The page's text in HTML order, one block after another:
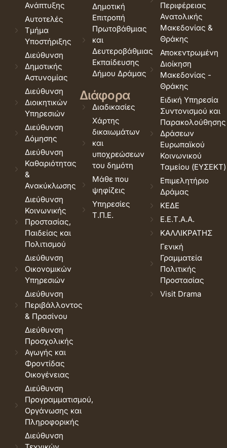
Ανάπτυξης
Αυτοτελές
Τμήμα
Υποστήριξης
Διεύθυνση
Δημοτικής
Αστυνομίας
Διεύθυνση
Διοικητικών
Υπηρεσιών
Διεύθυνση
Δόμησης
Διεύθυνση
Καθαριότητας
&
Ανακύκλωσης
Διεύθυνση
Κοινωνικής
Προστασίας,
Παιδείας και
Πολιτισμού
Διεύθυνση
Οικονομικών
Υπηρεσιών
Διεύθυνση
Περιβάλλοντος
& Πρασίνου
Διεύθυνση
Προσχολικής
Αγωγής και
Φροντίδας
Οικογένειας
Διεύθυνση
Προγραμματισμού,
Οργάνωσης και
Πληροφορικής
Διεύθυνση
Δημοτική
Επιτροπή
Πρωτοβάθμιας
και
Δευτεροβάθμιας
Εκπαίδευσης
Δήμου Δράμας
Διάφορα
Διαδικασίες
Χάρτης
δικαιωμάτων
και
υποχρεώσεων
του δημότη
Μάθε που
ψηφίζεις
Υπηρεσίες
Τ.Π.Ε.
Περιφέρειας
Ανατολικής
Μακεδονίας &
Θράκης
Αποκεντρωμένη
Διοίκηση
Μακεδονίας -
Θράκης
Ειδική Υπηρεσία
Συντονισμού και
Παρακολούθησης
Δράσεων
Ευρωπαϊκού
Κοινωνικού
Ταμείου (ΕΥΣΕΚΤ)
Επιμελητήριο
Δράμας
ΚΕΔΕ
Ε.Ε.Τ.Α.Α.
ΚΑΛΛΙΚΡΑΤΗΣ
Γενική
Γραμματεία
Πολιτικής
Προστασίας
Visit Drama